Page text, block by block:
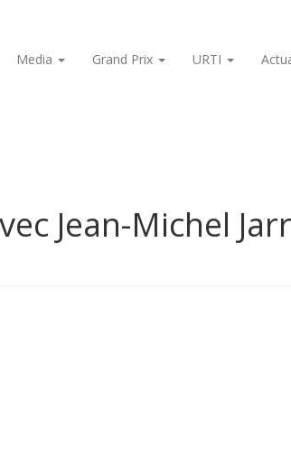
Media
Grand Prix URTI
Jean-Michel